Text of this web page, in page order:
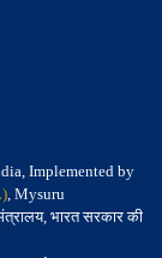
Implemented by
, Mysuru
मंत्रालय, भारत सरकार की